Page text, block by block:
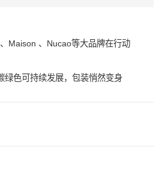
Maison 、Nucao等大品牌在行动
绿色可持续发展，包装悄然变身